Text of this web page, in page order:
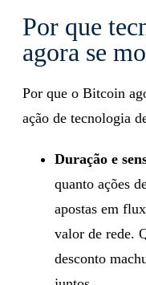
Por que
agora se
Por que o Bitcoin
ação de tecnologia
Duração e
quanto ações
apostas em
valor de rede.
desconto